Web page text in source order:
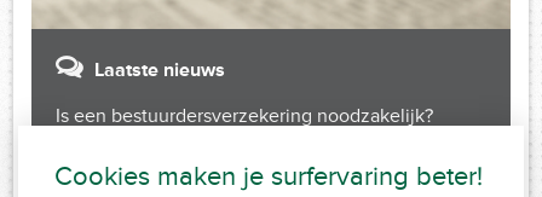
Laatste nieuws
Is een bestuurdersverzekering noodzakelijk?
Cookies maken je surfervaring beter!